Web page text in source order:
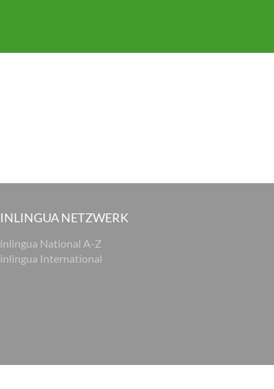
INLINGUA NETZWERK
inlingua National A-Z
inlingua International